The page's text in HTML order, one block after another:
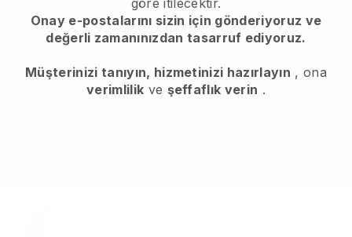
göre itilecektir.
Onay e-postalarını sizin için gönderiyoruz ve
değerli zamanınızdan tasarruf ediyoruz.
Müşterinizi tanıyın, hizmetinizi hazırlayın , ona
verimlilik ve şeffaflık verin .